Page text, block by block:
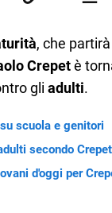
, che
Crepetè
gli adulti.
scuola e genitori
secondo Crepet
d'oggi per